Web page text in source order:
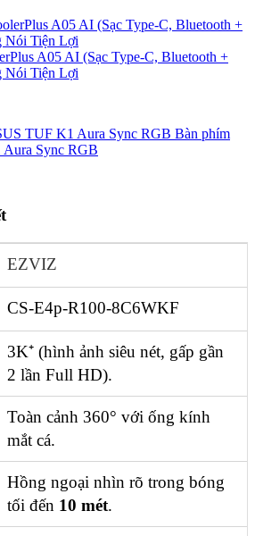
A05 AI (Sạc Type-C, Bluetooth +
Nói Tiện Lợi
Bàn phím
Sync RGB
EZVIZ
CS-E4p-R100-8C6WKF
3K⁺ (hình ảnh siêu nét, gấp gần
2 lần Full HD).
Toàn cảnh 360° với ống kính
mắt cá.
Hồng ngoại nhìn rõ trong bóng
tối đến 10 mét.